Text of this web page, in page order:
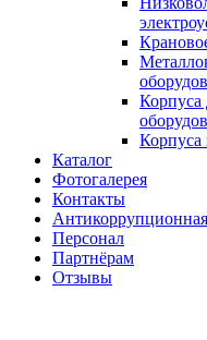
Корпуса
Корпуса
Каталог
Фотогалерея
Контакты
Персонал
Партнёрам
Отзывы